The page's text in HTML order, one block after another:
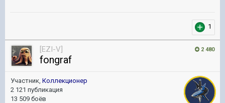
1
2 480
[EZI-V]
fongraf
Участник, Коллекционер
2 121 публикация
13 509 боёв